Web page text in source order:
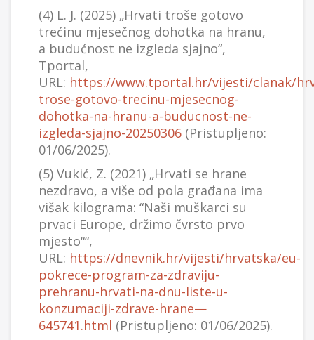
(4) L. J. (2025) „Hrvati troše gotovo
trećinu mjesečnog dohotka na hranu,
a budućnost ne izgleda sjajno“,
Tportal,
URL: https://www.tportal.hr/vijesti/clanak/
trose-gotovo-trecinu-mjesecnog-
dohotka-na-hranu-a-buducnost-ne-
izgleda-sjajno-20250306 (Pristupljeno:
01/06/2025).
(5) Vukić, Z. (2021) „Hrvati se hrane
nezdravo, a više od pola građana ima
višak kilograma: “Naši muškarci su
prvaci Europe, držimo čvrsto prvo
mjesto““,
URL: https://dnevnik.hr/vijesti/hrvatska/eu-
pokrece-program-za-zdraviju-
prehranu-hrvati-na-dnu-liste-u-
konzumaciji-zdrave-hrane—
645741.html (Pristupljeno: 01/06/2025).